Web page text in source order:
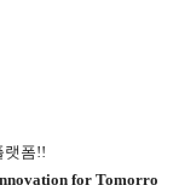
랫폼!!
for Tomorro